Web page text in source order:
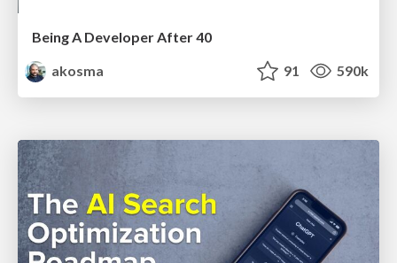
Being A Developer After 40
akosma
91 590k